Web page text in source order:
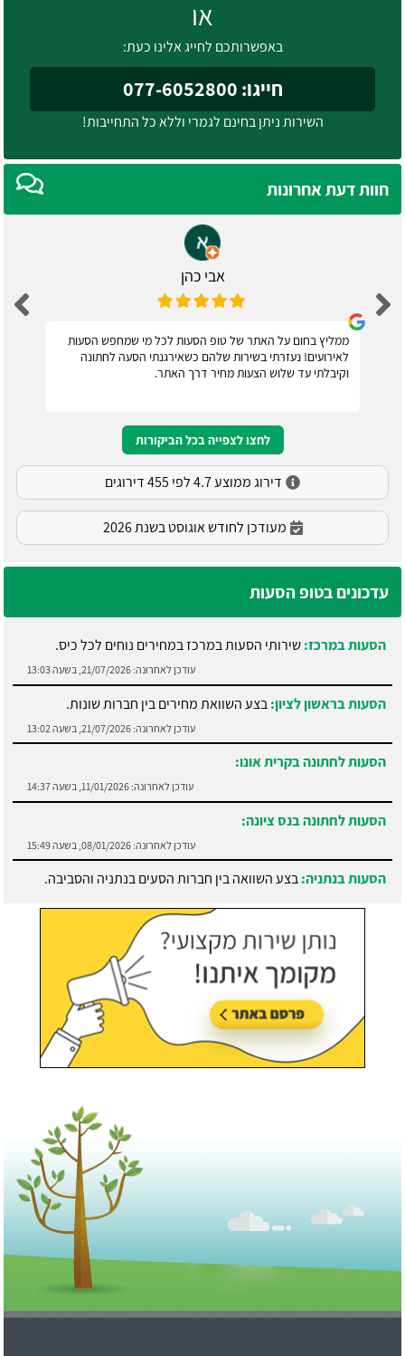
או
באפשרותכם לחייג אלינו כעת:
חייגו: 077-6052800
השירות ניתן בחינם לגמרי וללא כל התחייבות!
חוות דעת אחרונות
אבי כהן
ממליץ בחום על האתר של טופ הסעות לכל מי שמחפש הסעות
לאירועים! נעזרתי בשירות שלהם כשאירגנתי הסעה לחתונה
וקיבלתי עד שלוש הצעות מחיר דרך האתר.
לחצו לצפייה בכל הביקורות
דירוג ממוצע 4.7 לפי 455 דירוגים
מעודכן לחודש אוגוסט בשנת 2026
עדכונים בטופ הסעות
הסעות במרכז:שירותי הסעות במרכז במחירים נוחים לכל כיס.
עודכן לאחרונה: 21/07/2026, בשעה 13:03
הסעות בראשון לציון:בצע השוואת מחירים בין חברות שונות.
עודכן לאחרונה: 21/07/2026, בשעה 13:02
הסעות לחתונה בקרית אונו:
עודכן לאחרונה: 11/01/2026, בשעה 14:37
הסעות לחתונה בנס ציונה:
עודכן לאחרונה: 08/01/2026, בשעה 15:49
הסעות בנתניה:בצע השוואה בין חברות הסעים בנתניה והסביבה.